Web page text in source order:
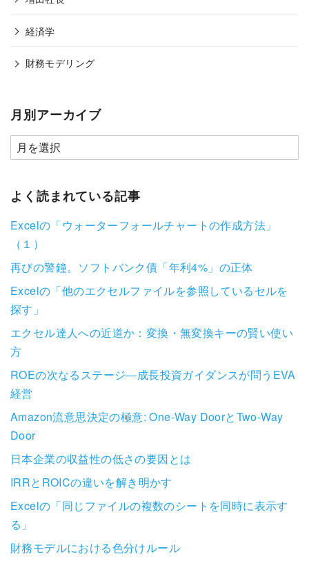
経済学
財務モデリング
月別アーカイブ
よく読まれている記事
Excelの「ウォーターフォールチャートの作成方法」
（１）
再びの警鐘。ソフトバンク債「年利4%」の正体
Excelの「他のエクセルファイルを参照しているセルを
探す」
エクセル達人への近道か：変換・無変換キーの賢い使い
方
ROEの次なるステージ―成長投資ガイダンスが問うEVA
経営
Amazon流意思決定の極意: One-Way DoorとTwo-Way
Door
日本企業の収益性の低さの要因とは
IRRとROICの違いを解き明かす
Excelの「同じファイルの複数のシートを同時に表示す
る」
財務モデルにおける色分けルール